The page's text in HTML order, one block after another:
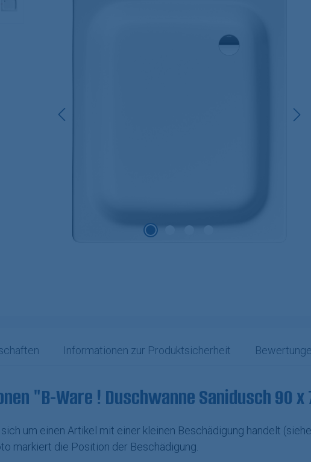
Informationen zur Produktsicherheit
"B-Ware ! Duschwanne Sanidusch 90
um einen Artikel mit einer kleinen Beschädigung handelt
markiert die Position der Beschädigung.